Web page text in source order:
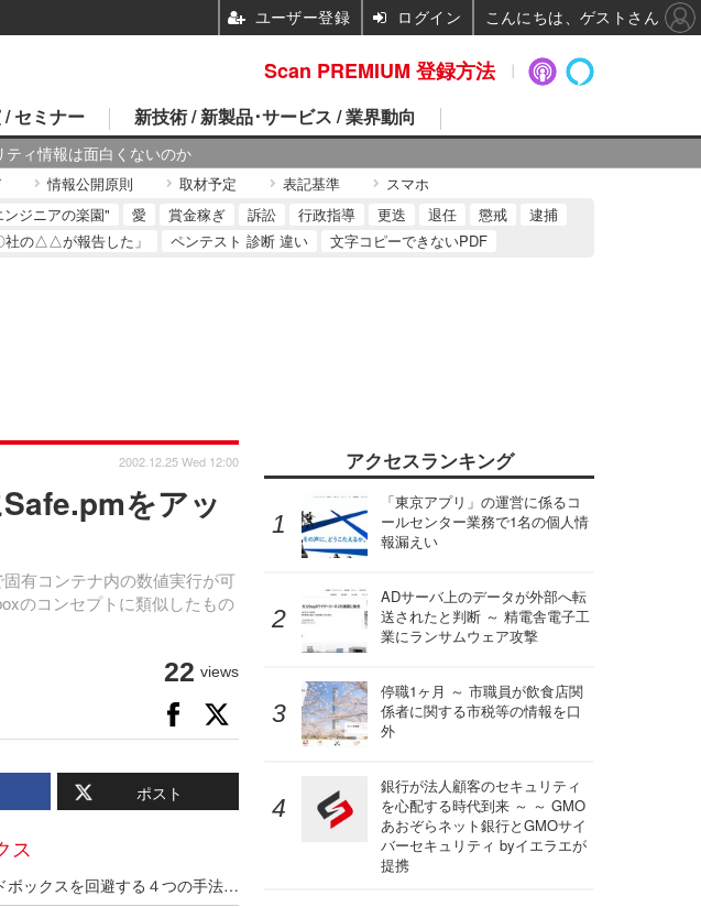
ィ情報は面白くないのか
/ セミナー 新技術 / 新製品･サービス / 業界動向
情報公開原則 取材予定 表記基準 スマホ
ンジニアの楽園" 愛 賞金稼ぎ 訴訟 行政指導 更迭 退任 懲戒
逮捕
社の△△が報告した」
ペンテスト 診断 違い 文字コピーできないPDF
をアッ
有コンテナ内の数値実行が可
のコンセプトに類似したもの
2002.12.25 Wed 12:00
22 views
ポスト
ス
マルウェアがサンドボックスを回避する４つの手法とその詳細
アクセスランキング
「東京アプリ」の運営に係るコ
ールセンター業務で1名の個人情
報漏えい
ADサーバ上のデータが外部へ転
送されたと判断 ～ 精電舎電子工
業にランサムウェア攻撃
停職1ヶ月 ～ 市職員が飲食店関
係者に関する市税等の情報を口
外
銀行が法人顧客のセキュリティ
を心配する時代到来 ～ ～ GMO
あおぞらネット銀行とGMOサイ
バーセキュリティ byイエラエが
提携
Scan PREMIUM 登録方法
ユーザー登録 ログイン こんにちは、ゲストさん